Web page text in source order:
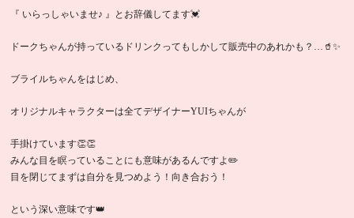
『 いらっしゃいませ♪ 』とお辞儀してます💓
ドークちゃんが持っているドリンクってもしかして販売中のあれかも？…🥤✨
ブライルちゃんをはじめ、
オリジナルキャラクターは全てデザイナーYUIちゃんが
手掛けています👏👏
みんな目を瞑っていることにも意味があるんですよ✏️
目を閉じてまずは自分を見つめよう！向き合おう！
という深い意味です👑